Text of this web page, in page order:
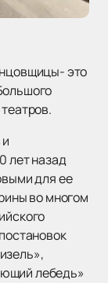
это
лет назад
для ее
во многом
лебедь»